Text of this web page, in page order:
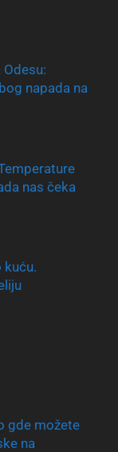
napada na
nas čeka
kuću.
gde možete
na